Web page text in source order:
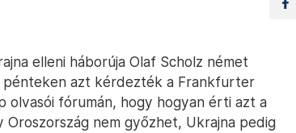
elleni háborúja Olaf Scholz német
pénteken azt kérdezték a Frankfurter
olvasói fórumán, hogy hogyan érti azt a
nem győzhet, Ukrajna pedig